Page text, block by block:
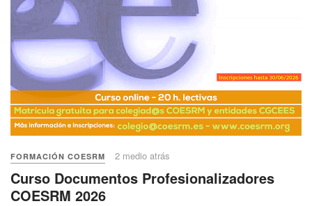
FORMACIÓN COESRM 2 medio atrás
Curso Documentos Profesionalizadores
COESRM 2026